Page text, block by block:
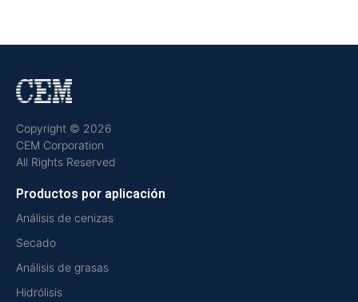
Copyright © 2026
CEM Corporation
All Rights Reserved
Productos por aplicación
Análisis de cenizas
Secado
Análisis de grasas
Hidrólisis